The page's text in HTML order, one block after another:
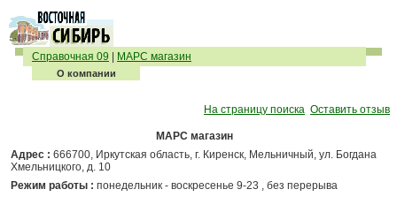
Справочная 09 МАРС магазин
О компании
На страницу поиска Оставить отзыв
МАРС магазин
Адрес : 666700, Иркутская область, г. Киренск, Мельничный, ул. Богдана
Хмельницкого, д. 10
Режим работы : понедельник - воскресенье 9-23 , без перерыва